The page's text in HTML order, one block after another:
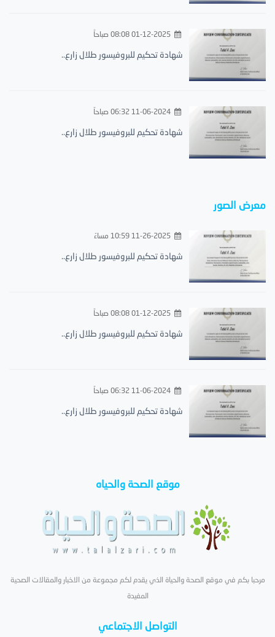
01-12-2025 08:08 صباحاً
شهادة تحكيم للبروفيسور طلال زارع..
11-06-2024 06:32 صباحاً
شهادة تحكيم للبروفيسور طلال زارع..
معرض الصور
11-26-2025 10:59 مساءً
شهادة تحكيم للبروفيسور طلال زارع..
01-12-2025 08:08 صباحاً
شهادة تحكيم للبروفيسور طلال زارع..
11-06-2024 06:32 صباحاً
شهادة تحكيم للبروفيسور طلال زارع..
موقع الصحة والحياه
مرحبا بكم في موقع الصحة والحياة الذي يقدم لكم مجموعة من الاخبار والمقالات الصحية
المفيدة
التواصل الاجتماعي